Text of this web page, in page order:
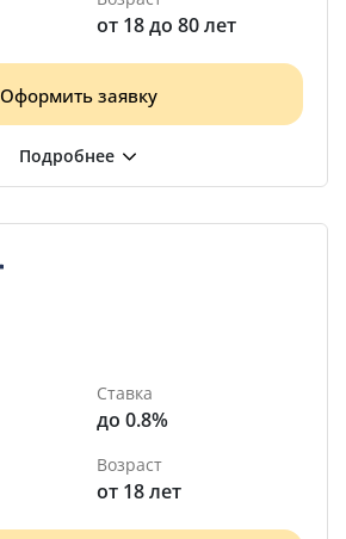
от 18 до 80 лет
Оформить заявку
Ставка
до 0.8%
Возраст
от 18 лет